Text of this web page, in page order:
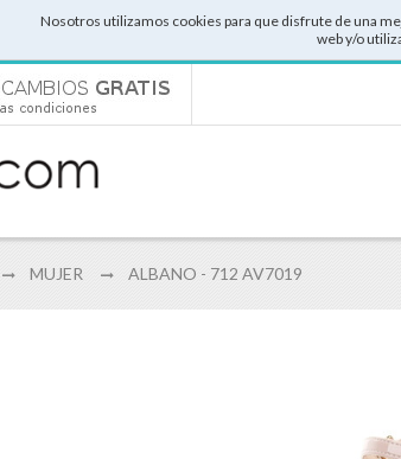
Nosotros utilizamos cookies para que disfrute de una
web y/o
MUJER ALBANO - 712 AV7019